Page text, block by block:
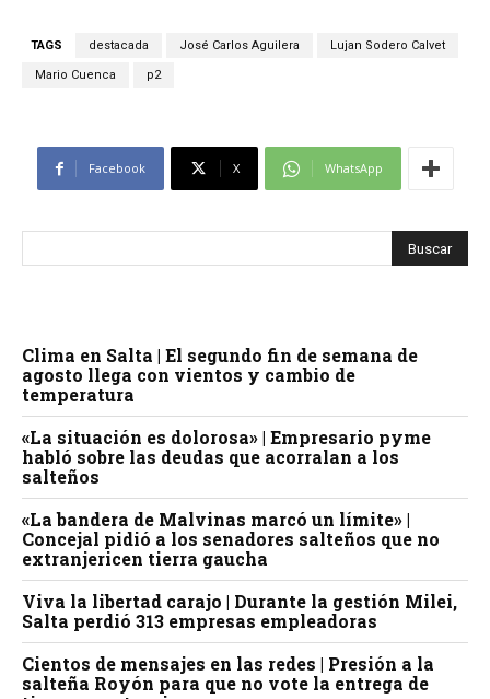
TAGS destacada José Carlos Aguilera Lujan Sodero Calvet
Mario Cuenca p2
Facebook X WhatsApp
Clima en Salta | El segundo fin de semana de
agosto llega con vientos y cambio de
temperatura
«La situación es dolorosa» | Empresario pyme
habló sobre las deudas que acorralan a los
salteños
«La bandera de Malvinas marcó un límite» |
Concejal pidió a los senadores salteños que no
extranjericen tierra gaucha
Viva la libertad carajo | Durante la gestión Milei,
Salta perdió 313 empresas empleadoras
Cientos de mensajes en las redes | Presión a la
salteña Royón para que no vote la entrega de